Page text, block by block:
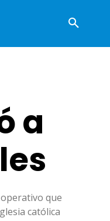
a
que
católica